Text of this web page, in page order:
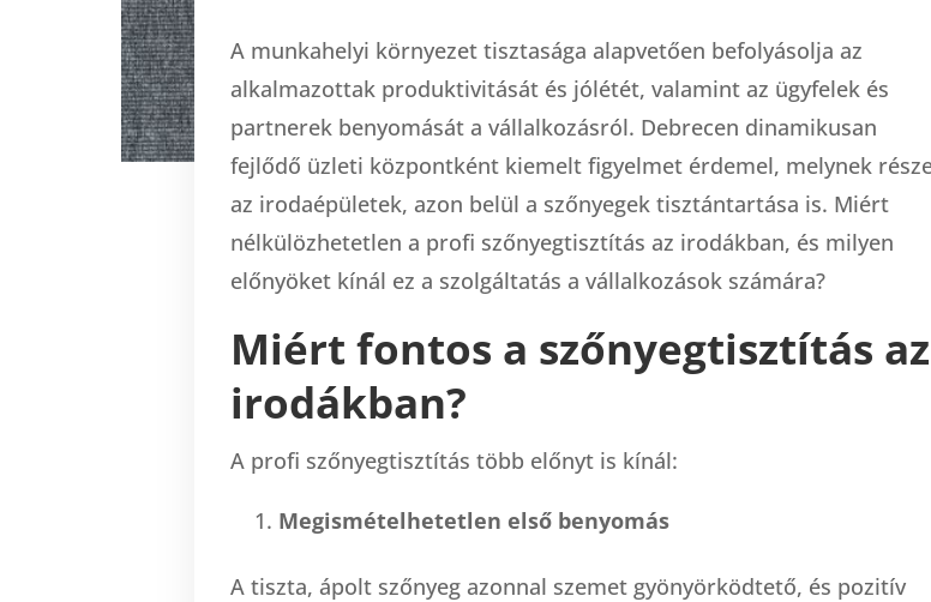
A munkahelyi környezet tisztasága alapvetően befolyásolja az
alkalmazottak produktivitását és jólétét, valamint az ügyfelek és
partnerek benyomását a vállalkozásról. Debrecen dinamikusan
fejlődő üzleti központként kiemelt figyelmet érdemel, melynek
az irodaépületek, azon belül a szőnyegek tisztántartása is. Miért
nélkülözhetetlen a profi szőnyegtisztítás az irodákban, és milyen
előnyöket kínál ez a szolgáltatás a vállalkozások számára?
Miért fontos a szőnyegtisztítás az
irodákban?
A profi szőnyegtisztítás több előnyt is kínál:
Megismételhetetlen első benyomás
A tiszta, ápolt szőnyeg azonnal szemet gyönyörködtető, és pozitív